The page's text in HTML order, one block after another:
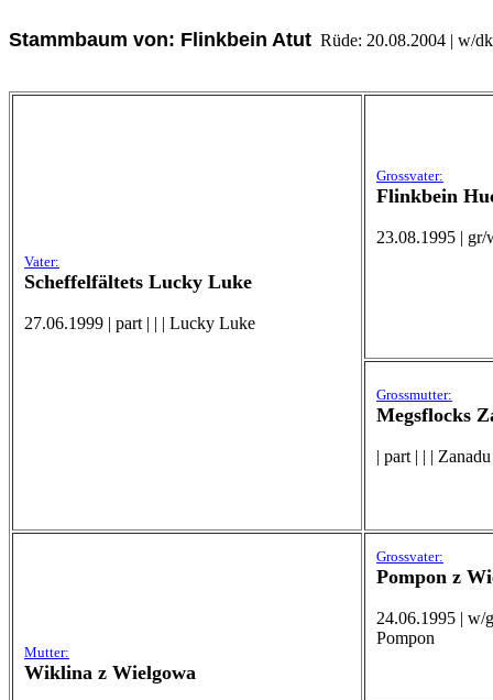
Stammbaum von: Flinkbein Atut Rüde: 20.08.2004 | w/
Vater:
Scheffelfältets Lucky Luke
27.06.1999 | part | | | Lucky Luke
Grossvater:
Flinkbein
23.08.1995 | gr/
Grossmutter:
Megsflocks
| part | | | Zanadu
Mutter:
Wiklina z Wielgowa
Grossvater:
Pompon z
24.06.1995 |
Pompon